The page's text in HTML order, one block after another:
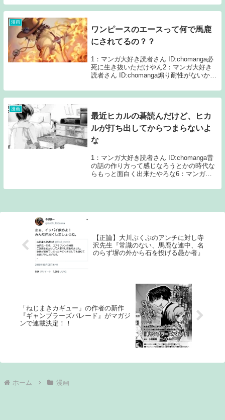
さん ID:chomangaニセコイ以下になってし
まうとは思わんかったわ3：...
漫画
ワンピースのエースって何で馬鹿
にされてるの？？
1：マンガ大好き読者さん ID:chomanga必
死に生き抜いただけやん2：マンガ大好き
読者さん ID:chomanga煽り耐性がないから
ID:chomangaみんなの頑張り無駄にしたか
ら7：マンガ...
漫画
最近ヒカルの碁読んだけど、ヒカ
ルが打ち出してからつまらないよ
な
1：マンガ大好き読者さん ID:chomanga昔
の話の作り方って感じなろうとかの時代な
らもっと面白く出来たやろな6：マンガ大
棋のルールもわからないようなやつが囲碁
【正論】大川ぶくぶのアンチに対し寺
沢先生『常識のない、馬鹿な連中、名
のらず塀の外から石を投げる愚か者』
「ねじまきカギュー」の作者の新作
『ギャンブラーズパレード』がマガジ
ンで連載決定！！
ホーム 漫画